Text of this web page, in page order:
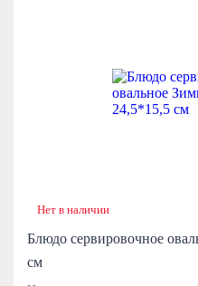
Нет в наличии
Блюдо сервировочное
см